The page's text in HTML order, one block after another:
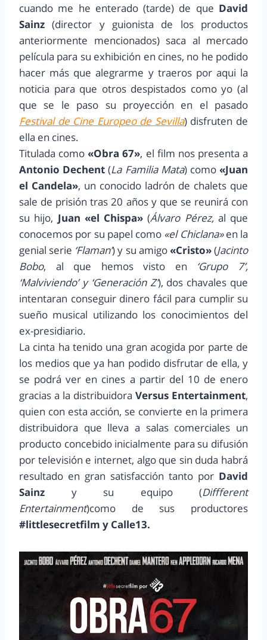
cuando me he enterado (tarde) de que David
Sainz (director y guionista de los productos
anteriormente mencionados) saca al mercado
película para su exhibición en cines, no he podido
hacer más que alegrarme y traeros por aqui la
noticia para que otros despistados como yo (al
que se le paso su proyección en el pasado
Festival de Cine Europeo de Sevilla) disfruten de
ella en cines.
Titulada como«Obra 67», el film nos presenta a
Antonio Dechent (La Familia Mata) como«Juan
el Candela», un conocido ladrón de chalets que
sale de prisión tras 20 años y que se reunirá con
su hijo, Juan «el Chispa» (Álvaro Pérez,al que
conocemos por su papel como «el Chiclana»en la
genial serie ‘Flaman’) y su amigo«Cristo»(Jacinto
Bobo, al que hemos visto en ‘Grupo 7’,
‘Malviviendo’ y ‘Generación Z’), dos chavales que
intentaran conseguir dinero fácil para cumplir su
sueño musical utilizando los conocimientos del
ex-presidiario.
La cinta ha tenido una gran acogida por parte de
los medios que ya han podido disfrutar de ella, y
se podrá ver en cines a partir del 10 de enero
gracias a la distribuidora Versus Entertainment,
quien con esta acción, se convierte en la primera
distribuidora que lleva a salas comerciales un
producto concebido inicialmente para su difusión
por televisión e internet, algo que sin duda habrá
resultado en gran satisfacción tanto por David
Sainz y su equipo (Diffferent
Entertainment)como de sus productores
#littlesecretfilm y Calle13.